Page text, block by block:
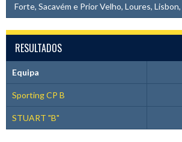
Forte, Sacavém e Prior Velho, Loures,
RESULTADOS
Equipa
Sporting CP B
STUART "B"